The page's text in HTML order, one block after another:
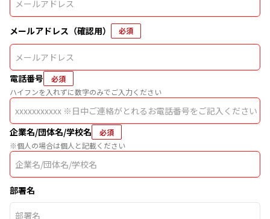
メールアドレス（確認用） 必須
電話番号
必須
ハイフンを入れずに数字のみでご入力ください
企業名/団体名/学校名
必須
※個人の場合は個人と記載ください
部署名